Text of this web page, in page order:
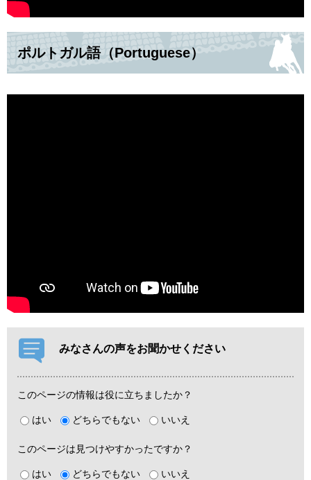
ポルトガル語（Portuguese）
みなさんの声をお聞かせください
このページの情報は役に立ちましたか？
はい どちらでもない いいえ
このページは見つけやすかったですか？
はい どちらでもない いいえ